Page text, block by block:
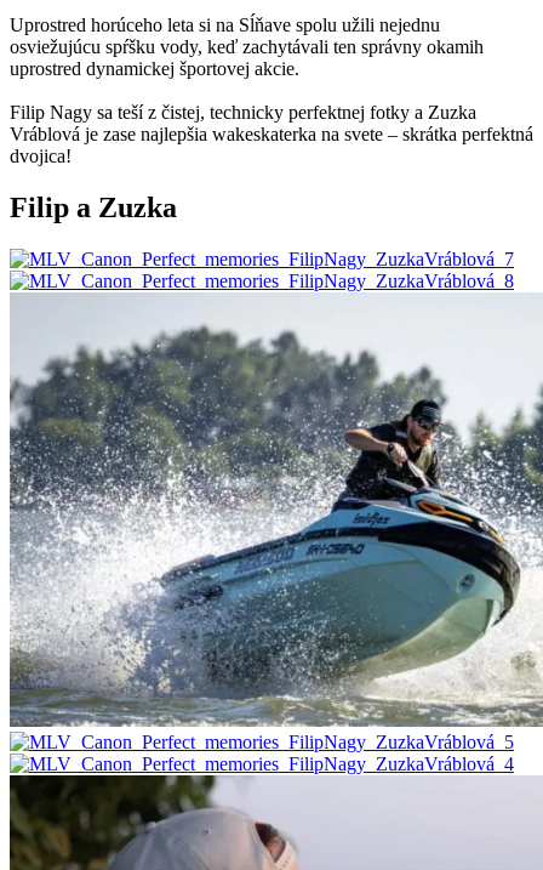
Uprostred horúceho leta si na Sĺňave spolu užili nejednu
osviežujúcu spŕšku vody, keď zachytávali ten správny okamih
uprostred dynamickej športovej akcie.
Filip Nagy sa teší z čistej, technicky perfektnej fotky a Zuzka
Vráblová je zase najlepšia wakeskaterka na svete – skrátka perfektná
dvojica!
Filip a Zuzka